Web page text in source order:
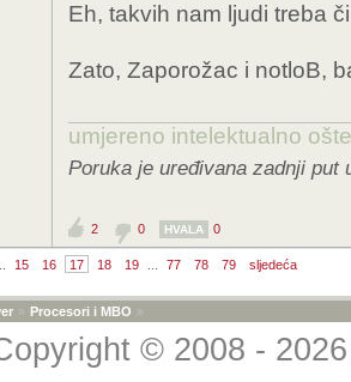
Eh, takvih nam ljudi treba
Zato, Zaporožac i notloB,
umjereno intelektualno
Poruka je uređivana zadnji put
2 0 HVALA 0
15 16 17 18 19 77 78 79 sljedeća
» Procesori i MBO »
© 2008 -